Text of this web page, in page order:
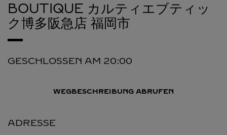
BOUTIQUE カルティエブティッ
ク博多阪急店 福岡市
GESCHLOSSEN AM 20:00
WEGBESCHREIBUNG ABRUFEN
ADRESSE